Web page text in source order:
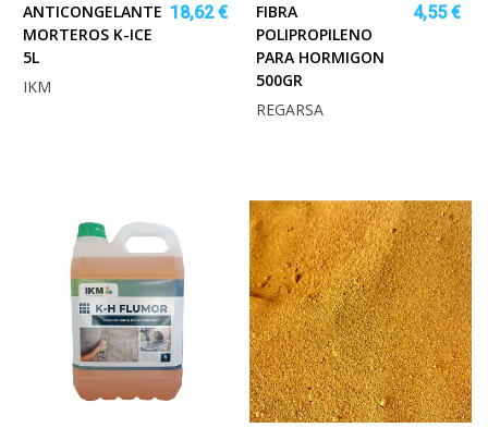
ANTICONGELANTE
MORTEROS K-ICE
5L
18,62 €
IKM
FIBRA
POLIPROPILENO
PARA HORMIGON
500GR
4,55 €
REGARSA